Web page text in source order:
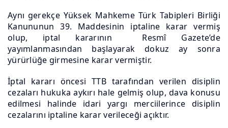
Aynı gerekçe Yüksek Mahkeme Türk Tabipleri Birliği
Kanununun 39. Maddesinin iptaline karar vermiş
olup, iptal kararının Resmî Gazete’de
yayımlanmasından başlayarak dokuz ay sonra
yürürlüğe girmesine karar vermiştir.
İptal kararı öncesi TTB tarafından verilen disiplin
cezaları hukuka aykırı hale gelmiş olup, dava konusu
edilmesi halinde idari yargı merciilerince disiplin
cezalarını iptaline karar verileceği açıktır.